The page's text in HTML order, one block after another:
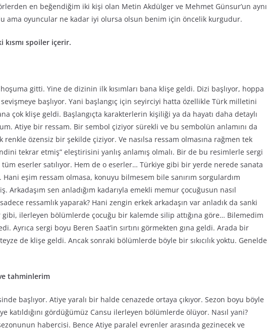
en beğendiğim iki kişi olan Metin Akdülger ve Mehmet Günsur’un aynı
ama oyuncular ne kadar iyi olursa olsun benim için öncelik kurgudur.
kısmı spoiler içerir.
gitti. Yine de dizinin ilk kısımları bana klişe geldi. Dizi başlıyor, hoppa
başlıyor. Yani başlangıç için seyirciyi hatta özellikle Türk milletini
çok klişe geldi. Başlangıçta karakterlerin kişiliği ya da hayatı daha detaylı
Atiye bir ressam. Bir sembol çiziyor sürekli ve bu sembolün anlamını da
özensiz bir şekilde çiziyor. Ve nasılsa ressam olmasına rağmen tek
tekrar etmiş” eleştirisini yanlış anlamış olmalı. Bir de bu resimlerle sergi
eserler satılıyor. Hem de o eserler… Türkiye gibi bir yerde nerede sanata
eşim ressam olmasa, konuyu bilmesem bile sanırım sorgulardım
sen anladığım kadarıyla emekli memur çocuğusun nasıl
ressamlık yaparak? Hani zengin erkek arkadaşın var anladık da sanki
ilerleyen bölümlerde çocuğu bir kalemde silip attığına göre… Bilemedim
Ayrıca sergi boyu Beren Saat’in sırtını görmekten gına geldi. Arada bir
de klişe geldi. Ancak sonraki bölümlerde böyle bir sıkıcılık yoktu. Genelde
tahminlerim
başlıyor. Atiye yaralı bir halde cenazede ortaya çıkıyor. Sezon boyu böyle
katıldığını gördüğümüz Cansu ilerleyen bölümlerde ölüyor. Nasıl yani?
habercisi. Bence Atiye paralel evrenler arasında gezinecek ve